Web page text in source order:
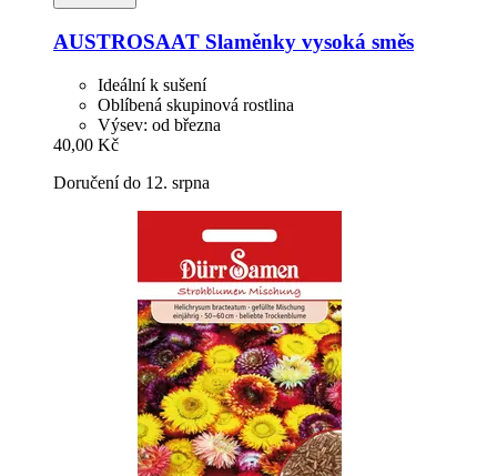
AUSTROSAAT Slaměnky vysoká směs
Ideální k sušení
Oblíbená skupinová rostlina
Výsev: od března
40,00 Kč
Doručení do 12. srpna